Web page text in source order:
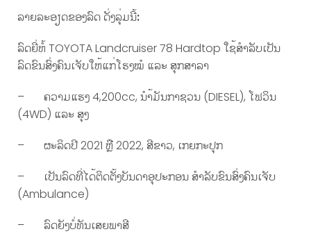
ລາຍລະອຽດຂອງລົດ ດັ່ງລຸ່ມນີ້:
ລົດຍີ່ຫໍ້ TOYOTA Landcruiser 78 Hardtop ໃຊ້ສໍາລັບເປັນ
ລົດຂົນສົ່ງຄົນເຈັບໃຫ້ແກ່ໂຮງໝໍ ແລະ ສຸກສາລາ
– ຄວາມແຮງ 4,200cc, ນໍາ້ມັນກາຊວນ (DIESEL), ໂຟວິນ
(4WD) ແລະ ສຸງ
– ຜະລິດປີ 2021 ຫຼື 2022, ສີຂາວ, ເກຍກະປຸກ
– ເປັນລົດທີ່ໄດ້ຕິດຕັ້ງບັນດາອຸປະກອນ ສໍາລັບຂົນສົ່ງຄົນເຈັບ
(Ambulance)
– ລົດຍັງບໍ່ທັນເສຍພາສີ